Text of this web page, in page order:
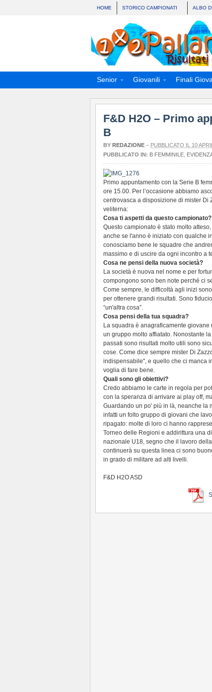
HOME STORICO CAMPIONATI ALBO
Senior Giovanili Finali
F&D H2O – Primo
B
BY REDAZIONE – PUBBLICATO IL 10
PUBBLICATO IN: B FEMMINILE
Primo appuntamento con la Serie B
ore 15.00. Per l’occasione abbiamo
centrovasca a disposizione di mister Di
veliterna:
Cosa ti aspetti da questo campionato?
Questo campionato è stato molto
anche se l'anno è iniziato con qualche
conosciamo bene le squadre che
massimo e di uscire da ogni incontro a
Cosa ne pensi della nuova società?
La società è nuova nel nome e per
compongono sono ben note perché ci
Come sempre, le difficoltà agli inizi
per ottenere grandi risultati. Sono
“un'altra cosa”.
Cosa pensi della tua squadra?
La squadra è anagraficamente
un gruppo molto affiatato. Nonostante
passati sono risultati molto utili sono
cose. Come dice sempre mister Di
indispensabile", e quello che ci manca
voglia di fare bene.
Quali sono gli obiettivi?
Credo abbiamo le carte in regola per
con la speranza di arrivare ai play off,
Guardando un po' più in là, neanche la
infatti un folto gruppo di giovani che
ripagato: molte di loro ci hanno
Torneo delle Regioni e addirittura una
nazionale U18, segno che il lavoro
continuerà su questa linea ci sono
in grado di militare ad alti livelli.
F&D H2O ASD